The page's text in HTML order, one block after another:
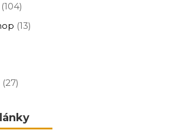
(13)
(27)